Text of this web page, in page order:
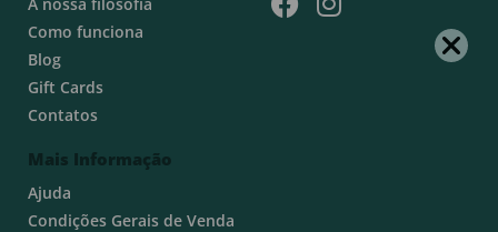
Como funciona
Blog
Gift Cards
Contatos
Mais Informação
Ajuda
Condições Gerais de Venda